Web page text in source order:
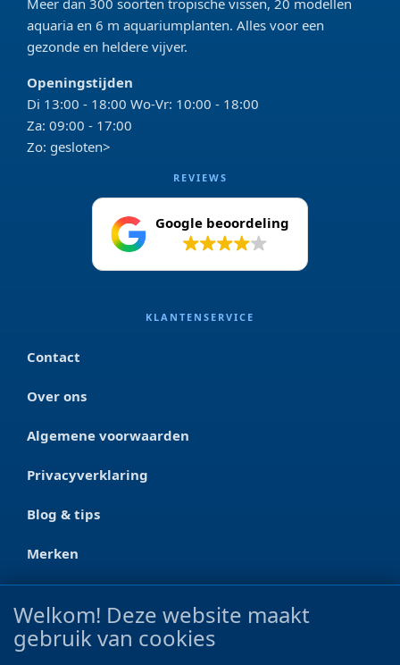
Meer dan 300 soorten tropische vissen, 20 modellen
aquaria en 6 m aquariumplanten. Alles voor een
gezonde en heldere vijver.
Openingstijden
Di 13:00 - 18:00 Wo-Vr: 10:00 - 18:00
Za: 09:00 - 17:00
Zo: gesloten>
REVIEWS
Google beoordeling
KLANTENSERVICE
Contact
Over ons
Algemene voorwaarden
Privacyverklaring
Blog & tips
Merken
CONTACT
Ootmarsumseweg 125a
Welkom! Deze website maakt
gebruik van cookies